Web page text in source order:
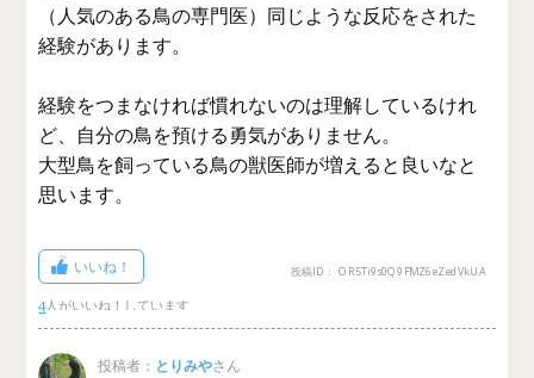
（人気のある鳥の専門医）同じような反応をされた
経験があります。
経験をつまなければ慣れないのは理解しているけれ
ど、自分の鳥を預ける勇気がありません。
大型鳥を飼っている鳥の獣医師が増えると良いなと
思います。
いいね！
4
投稿ID： OR5Ti9s0Q9FMZ6eZedVkUA
投稿者： とりみやさん